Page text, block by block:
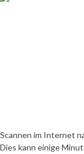
Scannen im Internet
Dies kann einige